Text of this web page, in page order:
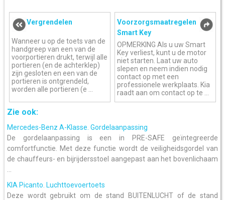
Vergrendelen
Wanneer u op de toets van de
handgreep van een van de
voorportieren drukt, terwijl alle
portieren (en de achterklep)
zijn gesloten en een van de
portieren is ontgrendeld,
worden alle portieren (e ...
Voorzorgsmaatregelen
Smart Key
OPMERKING Als u uw Smart
Key verliest, kunt u de motor
niet starten. Laat uw auto
slepen en neem indien nodig
contact op met een
professionele werkplaats. Kia
raadt aan om contact op te ...
Zie ook:
Mercedes-Benz A-Klasse. Gordelaanpassing
De gordelaanpassing is een in PRE-SAFE geïntegreerde
comfortfunctie. Met deze functie wordt de veiligheidsgordel van
de chauffeurs- en bijrijdersstoel aangepast aan het bovenlichaam
KIA Picanto. Luchttoevoertoets
Deze wordt gebruikt om de stand BUITENLUCHT of de stand